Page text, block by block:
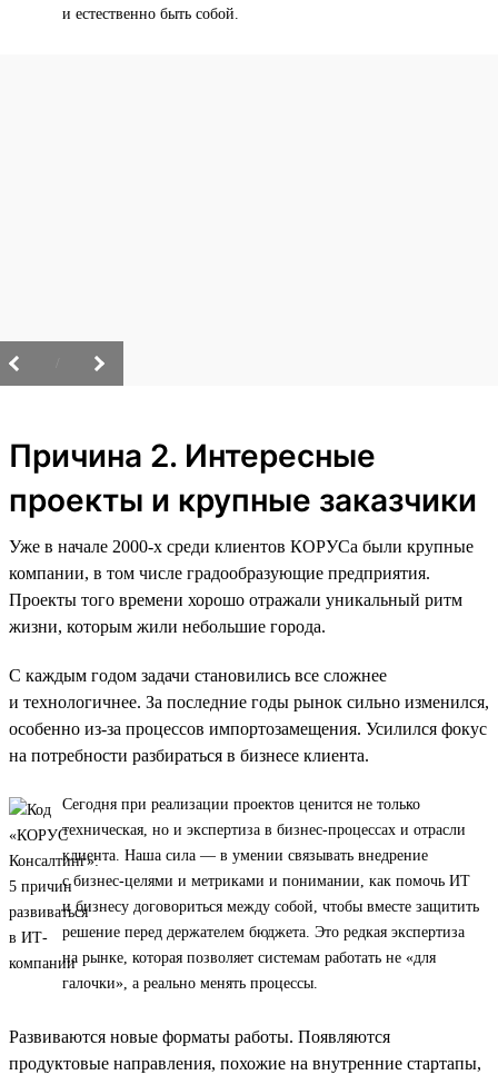
и естественно быть собой.
Причина 2. Интересные
проекты и крупные заказчики
Уже в начале 2000-х среди клиентов КОРУСа были крупные
компании, в том числе градообразующие предприятия.
Проекты того времени хорошо отражали уникальный ритм
жизни, которым жили небольшие города.
С каждым годом задачи становились все сложнее
и технологичнее. За последние годы рынок сильно изменился,
особенно из-за процессов импортозамещения. Усилился фокус
на потребности разбираться в бизнесе клиента.
Сегодня при реализации проектов ценится не только
техническая, но и экспертиза в бизнес-процессах и отрасли
клиента. Наша сила — в умении связывать внедрение
с бизнес-целями и метриками и понимании, как помочь ИТ
и бизнесу договориться между собой, чтобы вместе защитить
решение перед держателем бюджета. Это редкая экспертиза
на рынке, которая позволяет системам работать не «для
галочки», а реально менять процессы.
Развиваются новые форматы работы. Появляются
продуктовые направления, похожие на внутренние стартапы,